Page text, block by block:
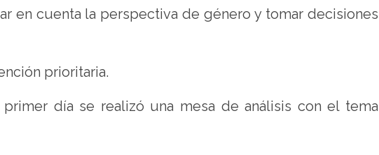
en cuenta la perspectiva de género y tomar decisiones
prioritaria.
día se realizó una mesa de análisis con el tema